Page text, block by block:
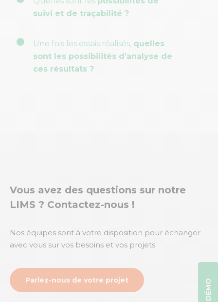
suivi et de traçabilité ?
Une fois les essais réalisés, quelles
sont les possibilités d’analyse de
ces résultats ?
Vous avez des questions sur notre
LIMS ? Contactez-nous !
Nos équipes sont à votre disposition pour échanger
avec vous sur vos besoins et vos projets.
Parlez-nous de votre projet